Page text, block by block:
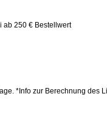
ab 250 € Bestellwert
*Info zur Berechnung des